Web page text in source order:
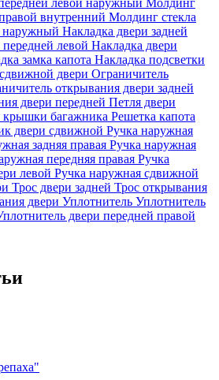
внутренний Молдинг стекла
наружный Накладка двери задней
левой Накладка двери
замка капота Накладка подсветки
двери Ограничитель
открывания двери задней
двери передней Петля двери
крышки багажника Решетка капота
двери сдвижной Ручка наружная
задняя правая Ручка наружная
передняя правая Ручка
левой Ручка наружная сдвижной
Трос двери задней Трос открывания
двери Уплотнитель Уплотнитель
двери передней правой